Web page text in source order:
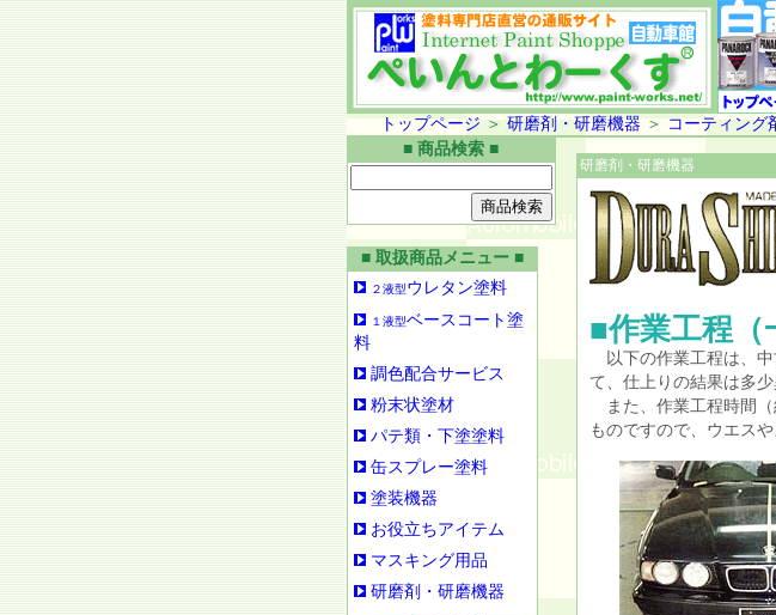
トップページ ＞ 研磨剤・研磨機器 ＞ コーティング
■ 商品検索 ■
■ 取扱商品メニュー ■
２液型ウレタン塗料
１液型ベースコート塗
料
調色配合サービス
粉末状塗材
パテ類・下塗塗料
缶スプレー塗料
塗装機器
お役立ちアイテム
マスキング用品
研磨剤・研磨機器
研磨剤・研磨機器
■作業工程（
以下の作業工程は、
て、仕上りの結果は多少
また、作業工程時間（
ものですので、ウエス